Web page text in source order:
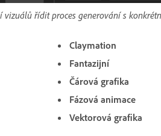
řídit proces generování s
Claymation
Fantazijní
Čárová grafika
Fázová animace
Vektorová grafika